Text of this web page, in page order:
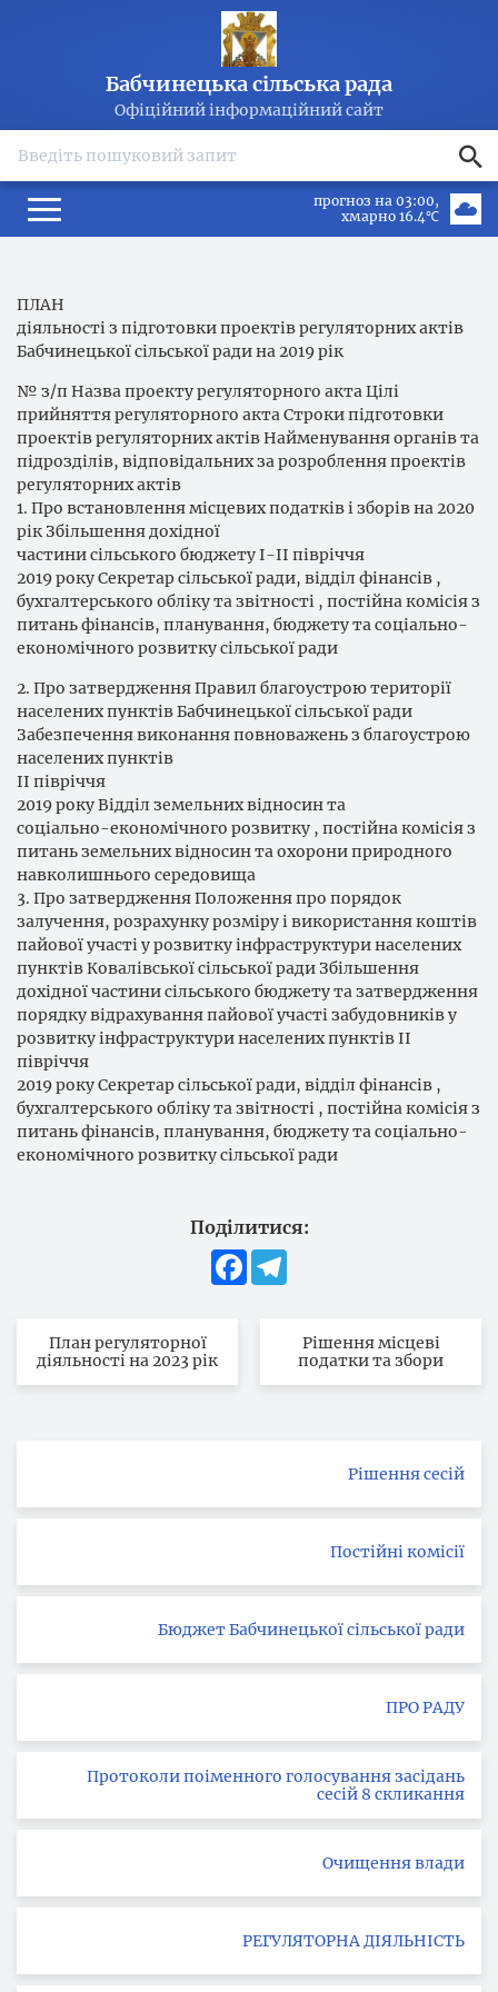
Бабчинецька сільська рада
Офіційний інформаційний сайт
прогноз на 03:00
хмарно 16.4℃
ПЛАН
діяльності з підготовки проектів регуляторних актів
Бабчинецької сільської ради на 2019 рік
№ з/п Назва проекту регуляторного акта Цілі
прийняття регуляторного акта Строки підготовки
проектів регуляторних актів Найменування органів та
підрозділів, відповідальних за розроблення проектів
регуляторних актів
1. Про встановлення місцевих податків і зборів на 2020
рік Збільшення дохідної
частини сільського бюджету І-ІІ півріччя
2019 року Секретар сільської ради, відділ фінансів ,
бухгалтерського обліку та звітності , постійна комісія з
питань фінансів, планування, бюджету та соціально-
економічного розвитку сільської ради
2. Про затвердження Правил благоустрою території
населених пунктів Бабчинецької сільської ради
Забезпечення виконання повноважень з благоустрою
населених пунктів
ІІ півріччя
2019 року Відділ земельних відносин та
соціально-економічного розвитку , постійна комісія з
питань земельних відносин та охорони природного
навколишнього середовища
3. Про затвердження Положення про порядок
залучення, розрахунку розміру і використання коштів
пайової участі у розвитку інфраструктури населених
пунктів Ковалівської сільської ради Збільшення
дохідної частини сільського бюджету та затвердження
порядку відрахування пайової участі забудовників у
розвитку інфраструктури населених пунктів ІІ
півріччя
2019 року Секретар сільської ради, відділ фінансів ,
бухгалтерського обліку та звітності , постійна комісія з
питань фінансів, планування, бюджету та соціально-
економічного розвитку сільської ради
Поділитися:
Facebook
План регуляторної
діяльності на 2023 рік
Рішення місцеві
податки та збори
Рішення сесій
Постійні комісії
Бюджет Бабчинецької сільської ради
ПРО РАДУ
Протоколи поіменного голосування засідань
сесій 8 скликання
Очищення влади
РЕГУЛЯТОРНА ДІЯЛЬНІСТЬ